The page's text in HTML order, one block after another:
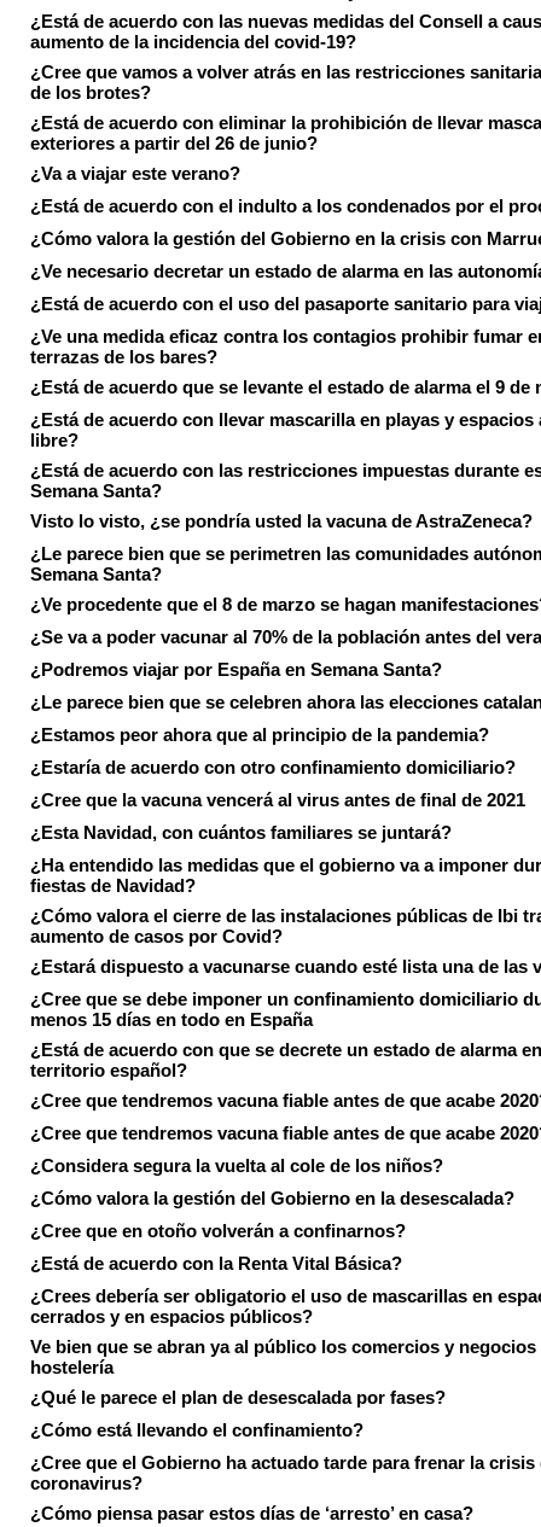
¿Está de acuerdo con las nuevas medidas del Consell a
aumento de la incidencia del covid-19?
¿Cree que vamos a volver atrás en las restricciones
de los brotes?
¿Está de acuerdo con eliminar la prohibición de llevar
exteriores a partir del 26 de junio?
¿Va a viajar este verano?
¿Está de acuerdo con el indulto a los condenados por el
¿Cómo valora la gestión del Gobierno en la crisis con
¿Ve necesario decretar un estado de alarma en las
¿Está de acuerdo con el uso del pasaporte sanitario para
¿Ve una medida eficaz contra los contagios prohibir fumar
terrazas de los bares?
¿Está de acuerdo que se levante el estado de alarma el 9 de
¿Está de acuerdo con llevar mascarilla en playas y espacios
libre?
¿Está de acuerdo con las restricciones impuestas durante
Semana Santa?
Visto lo visto, ¿se pondría usted la vacuna de AstraZeneca?
¿Le parece bien que se perimetren las comunidades
Semana Santa?
¿Ve procedente que el 8 de marzo se hagan
¿Se va a poder vacunar al 70% de la población antes del
¿Podremos viajar por España en Semana Santa?
¿Le parece bien que se celebren ahora las elecciones
¿Estamos peor ahora que al principio de la pandemia?
¿Estaría de acuerdo con otro confinamiento domiciliario?
¿Cree que la vacuna vencerá al virus antes de final de 2021
¿Esta Navidad, con cuántos familiares se juntará?
¿Ha entendido las medidas que el gobierno va a imponer
fiestas de Navidad?
¿Cómo valora el cierre de las instalaciones públicas de Ibi
aumento de casos por Covid?
¿Estará dispuesto a vacunarse cuando esté lista una de las
¿Cree que se debe imponer un confinamiento domiciliario
menos 15 días en todo en España
¿Está de acuerdo con que se decrete un estado de alarma
territorio español?
¿Cree que tendremos vacuna fiable antes de que acabe
¿Cree que tendremos vacuna fiable antes de que acabe
¿Considera segura la vuelta al cole de los niños?
¿Cómo valora la gestión del Gobierno en la desescalada?
¿Cree que en otoño volverán a confinarnos?
¿Está de acuerdo con la Renta Vital Básica?
¿Crees debería ser obligatorio el uso de mascarillas en
cerrados y en espacios públicos?
Ve bien que se abran ya al público los comercios y negocios
hostelería
¿Qué le parece el plan de desescalada por fases?
¿Cómo está llevando el confinamiento?
¿Cree que el Gobierno ha actuado tarde para frenar la crisis
coronavirus?
¿Cómo piensa pasar estos días de ‘arresto’ en casa?